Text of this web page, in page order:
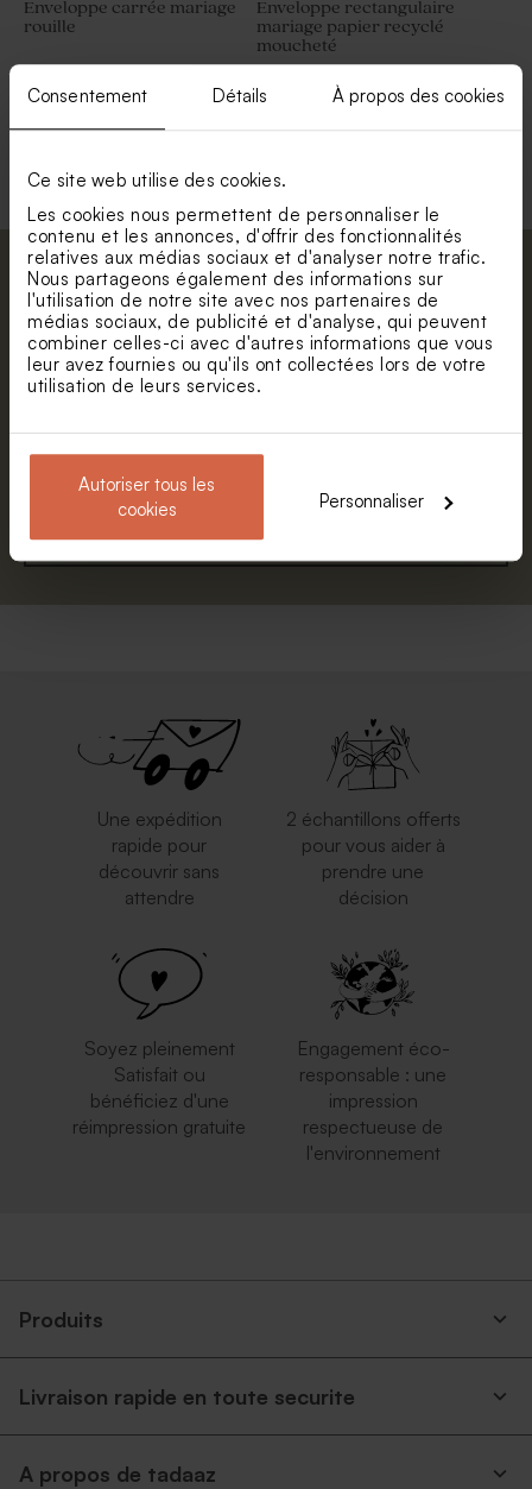
Consentement Détails À propos des cookies
Ce site web utilise des cookies.
Les cookies nous permettent de personnaliser le
contenu et les annonces, d'offrir des fonctionnalités
relatives aux médias sociaux et d'analyser notre trafic.
Nous partageons également des informations sur
l'utilisation de notre site avec nos partenaires de
médias sociaux, de publicité et d'analyse, qui peuvent
combiner celles-ci avec d'autres informations que vous
leur avez fournies ou qu'ils ont collectées lors de votre
utilisation de leurs services.
Autoriser tous les
cookies
Personnaliser
Enveloppe carrée mariage
rouille
Enveloppe rectangulaire
mariage papier recyclé
moucheté
Voir toute la collection Enveloppe
Abonnez-vous à la newsletter et restez
informé. Petite surprise : bénéficiez de 5%
de réduction.
Prénom
E-mail
S'abonner
Une expédition
rapide pour
découvrir sans
attendre
2 échantillons offerts
pour vous aider à
prendre une
décision
Soyez pleinement
Satisfait ou
bénéficiez d'une
réimpression gratuite
Engagement éco-
responsable : une
impression
respectueuse de
l'environnement
Produits
Livraison rapide en toute securite
A propos de tadaaz